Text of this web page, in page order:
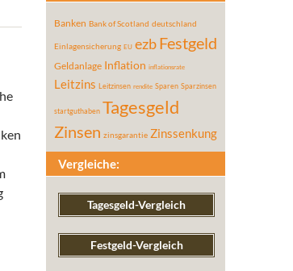
Banken Bank of Scotland deutschland
Einlagensicherung EU ezbFestgeld
Geldanlage Inflation inflationsrate
Leitzins Leitzinsen rendite Sparen Sparzinsen
startguthaben Tagesgeld
Zinsen zinsgarantie Zinssenkung
Vergleiche:
Tagesgeld-Vergleich
Festgeld-Vergleich